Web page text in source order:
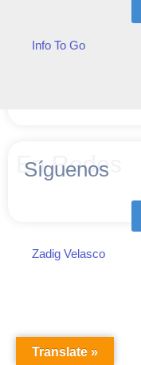
En Redes
Síguenos
Info To Go
Zadig Velasco
Translate »